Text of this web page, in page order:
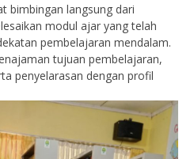
bimbingan langsung dari
modul ajar yang telah
pembelajaran mendalam.
tujuan pembelajaran,
penyelarasan dengan profil